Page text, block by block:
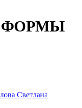
ФОРМЫ
Светлана